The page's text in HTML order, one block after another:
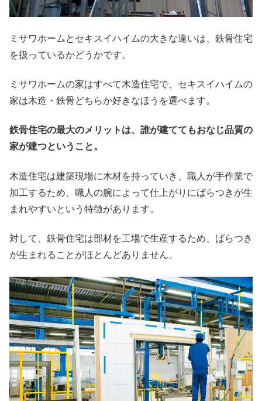
ミサワホームとセキスイハイムの大きな違いは、鉄骨住宅
を扱っているかどうかです。
ミサワホームの家はすべて木造住宅で、セキスイハイムの
家は木造・鉄骨どちらか好きなほうを選べます。
鉄骨住宅の最大のメリットは、誰が建ててもおなじ品質の
家が建つということ。
木造住宅は建築現場に木材を持っていき、職人が手作業で
加工するため、職人の腕によって仕上がりにばらつきが生
まれやすいという特徴があります。
対して、鉄骨住宅は部材を工場で生産するため、ばらつき
が生まれることがほとんどありません。